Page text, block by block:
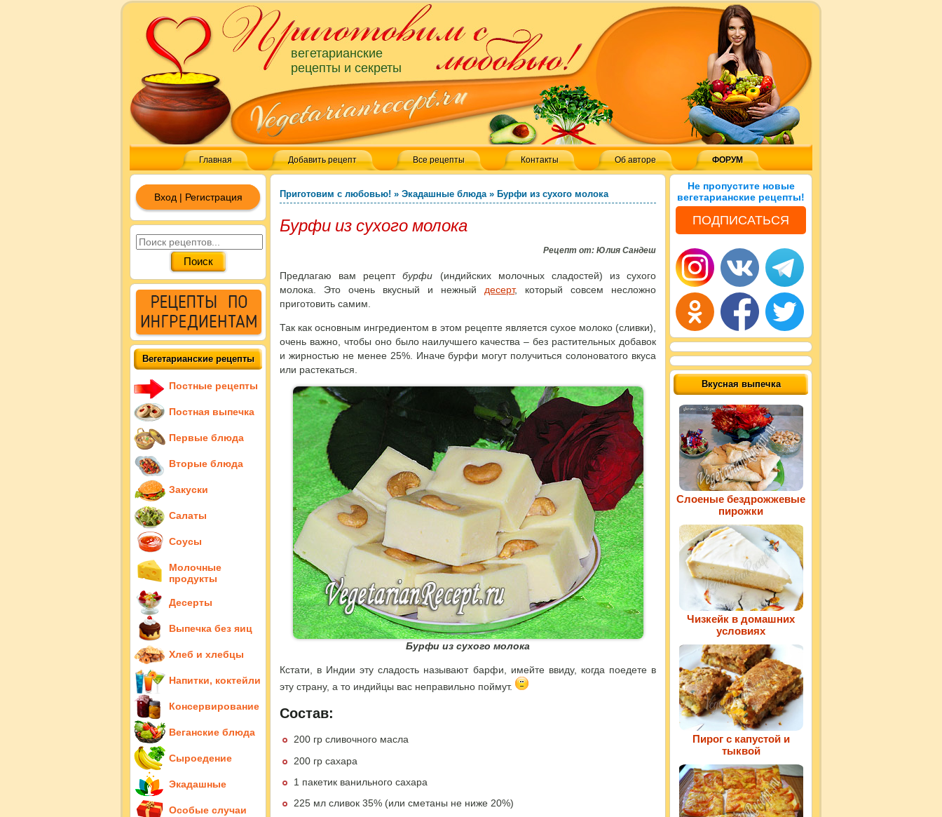
вегетарианские
рецепты и секреты
Главная Добавить рецепт Все рецепты Контакты Об авторе ФОРУМ
Приготовим с любовью! » Экадашные блюда» Бурфи из сухого молока
Бурфи из сухого молока
Рецепт от: Юлия Сандеш
Предлагаю вам рецептбурфи (индийских молочных сладостей) из сухого
молока. Это очень вкусный и нежный десерт, который совсем несложно
приготовить самим.
Так как основным ингредиентом в этом рецепте является сухое молоко (сливки),
очень важно, чтобы оно было наилучшего качества – без растительных добавок
и жирностью не менее 25%. Иначе бурфи могут получиться солоноватого вкуса
или растекаться.
Бурфи из сухого молока
Кстати, в Индии эту сладость называют барфи, имейте ввиду, когда поедете в
эту страну, а то индийцы вас неправильно поймут.
Состав:
200 гр сливочного масла
200 гр сахара
1 пакетик ванильного сахара
225 мл сливок 35% (или сметаны не ниже 20%)
Вход | Регистрация
Вегетарианские рецепты
Постные рецепты
Постная выпечка
Первые блюда
Вторые блюда
Закуски
Салаты
Соусы
Молочные
продукты
Десерты
Выпечка без яиц
Хлеб и хлебцы
Напитки, коктейли
Консервирование
Веганские блюда
Сыроедение
Экадашные
Особые случаи
Не пропустите новые
вегетарианские рецепты!
ПОДПИСАТЬСЯ
Вкусная выпечка
Слоеные бездрожжевые
пирожки
Чизкейк в домашних
условиях
Пирог с капустой и
тыквой